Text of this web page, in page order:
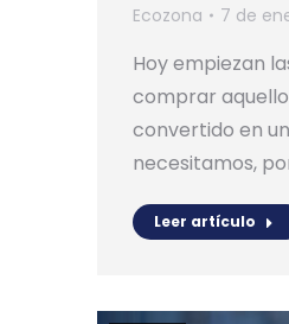
Ecozona 7 de
Hoy empiezan
comprar
convertido en
necesitamos,
Leer artículo